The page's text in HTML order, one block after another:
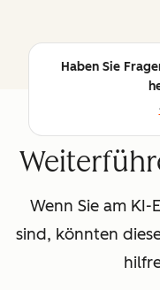
Haben Sie
Wenn Sie am
sind, könnten